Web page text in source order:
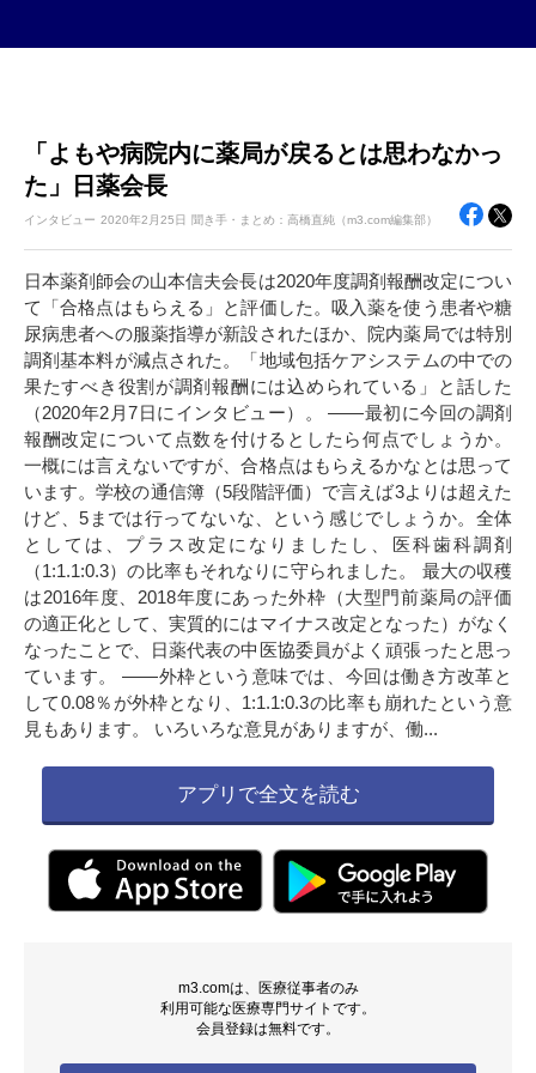
「よもや病院内に薬局が戻るとは思わなかっ
た」日薬会長
インタビュー 2020年2月25日 聞き手・まとめ：高橋直純（m3.com編集部）
日本薬剤師会の山本信夫会長は2020年度調剤報酬改定につい
て「合格点はもらえる」と評価した。吸入薬を使う患者や糖
尿病患者への服薬指導が新設されたほか、院内薬局では特別
調剤基本料が減点された。「地域包括ケアシステムの中での
果たすべき役割が調剤報酬には込められている」と話した
（2020年2月7日にインタビュー）。 ――最初に今回の調剤
報酬改定について点数を付けるとしたら何点でしょうか。
一概には言えないですが、合格点はもらえるかなとは思って
います。学校の通信簿（5段階評価）で言えば3よりは超えた
けど、5までは行ってないな、という感じでしょうか。全体
としては、プラス改定になりましたし、医科歯科調剤
（1:1.1:0.3）の比率もそれなりに守られました。 最大の収穫
は2016年度、2018年度にあった外枠（大型門前薬局の評価
の適正化として、実質的にはマイナス改定となった）がなく
なったことで、日薬代表の中医協委員がよく頑張ったと思っ
ています。 ――外枠という意味では、今回は働き方改革と
して0.08％が外枠となり、1:1.1:0.3の比率も崩れたという意
見もあります。 いろいろな意見がありますが、働...
アプリで全文を読む
m3.comは、医療従事者のみ
利用可能な医療専門サイトです。
会員登録は無料です。